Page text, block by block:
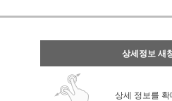
상세정보 새
상세 정보를